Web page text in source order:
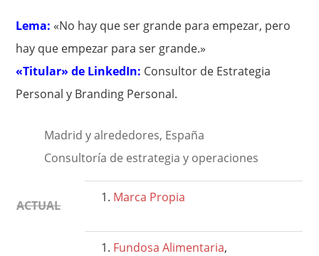
Lema: «No hay que ser grande para empezar, pero
hay que empezar para ser grande.»
«Titular» de LinkedIn: Consultor de Estrategia
Personal y Branding Personal.
Madrid y alrededores, España
Consultoría de estrategia y operaciones
ACTUAL
Marca Propia
Fundosa Alimentaria,